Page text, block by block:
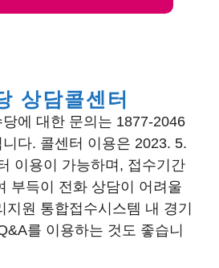
상담콜센터
에 대한 문의는 1877-2046
다. 콜센터 이용은 2023. 5.
이용이 가능하며, 접수기간
부득이 전화 상담이 어려울
지원 통합접수시스템 내 경기
를 이용하는 것도 좋습니